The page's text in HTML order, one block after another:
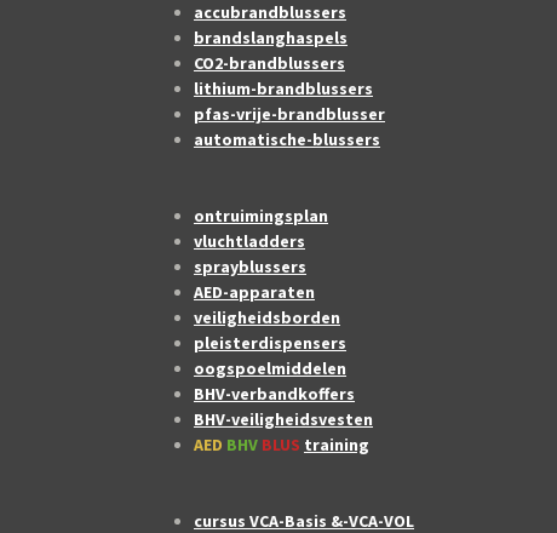
accubrandblussers
brandslanghaspels
CO2-brandblussers
lithium-brandblussers
pfas-vrije-brandblusser
automatische-blussers
ontruimingsplan
vluchtladders
sprayblussers
AED-apparaten
veiligheidsborden
pleisterdispensers
oogspoelmiddelen
BHV-verbandkoffers
BHV-veiligheidsvesten
AED BHV BLUS training
cursus VCA-Basis &-VCA-VOL